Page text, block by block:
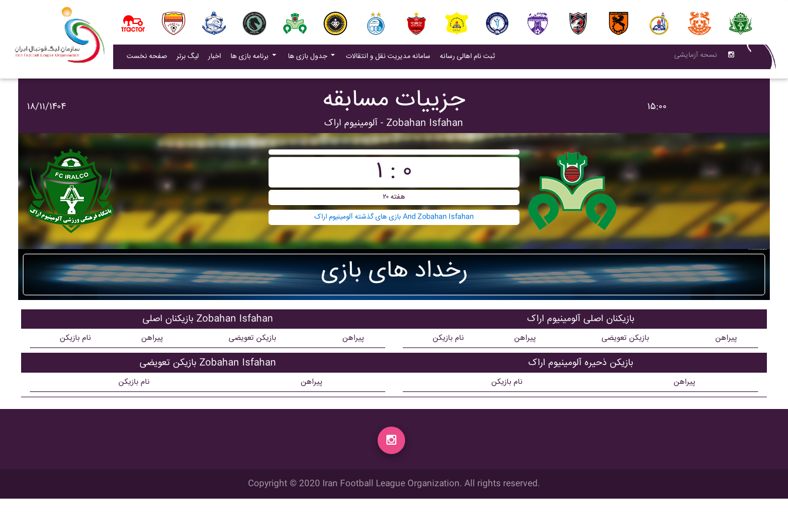
صفحه نخست لیگ برتر اخبار(current) برنامه بازی ها جدول بازی ها سامانه مدیریت نقل و انتقالات (current)
ثبت نام اهالی رسانه(current) نسحه آزمایشی
۱۸/۱۱/۱۴۰۴ جزییات مسابقه
آلومينيوم اراک - Zobahan Isfahan
۱۵:۰۰
۱ : ۰
هفته ۲۰
بازی های گذشته آلومينيوم اراک And Zobahan Isfahan
رخداد های بازی
بازیکنان اصلی Zobahan Isfahan
نام بازیکن پیراهن بازیکن تعویضی پیراهن
بازیکن تعویضی Zobahan Isfahan
نام بازیکن پیراهن
بازیکنان اصلی آلومينيوم اراک
نام بازیکن پیراهن بازیکن تعویضی پیراهن
بازیکن ذحیره آلومينيوم اراک
نام بازیکن پیراهن
Copyright © 2020 Iran Football League Organization. All rights reserved.